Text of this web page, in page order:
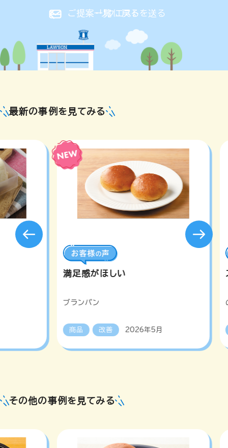
ご提案・リクエストを送る
一覧に戻る
最新の事例を見てみる
満足感がほしい
ブランパン
商品 改善 2026年5月
詳しく見る
その他の事例を見てみる